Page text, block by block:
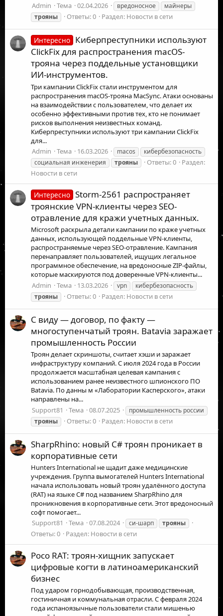
Admin
Тема 02.04.2026 вредоносное
майнеры
трояны
Ответы: 0 Раздел: Новости в сети
Интересно Киберпреступники используют
ClickFix для распространения macOS-
трояна через поддельные установщики
ИИ-инструментов.
Три кампании ClickFix стали инструментом для
распространения macOS-трояна MacSync. Атаки основаны
на взаимодействии с пользователем, что делает их
особенно эффективными против тех, кто не понимает
рисков выполнения неизвестных команд.
Киберпреступники используют три кампании ClickFix
для...
Admin
Тема 16.03.2026 macos
кибербезопасность
социальная инженерия
трояны Ответы: 0
Раздел:
Новости в сети
Интересно Storm-2561 распространяет
троянские VPN-клиенты через SEO-
отравление для кражи учетных данных.
Microsoft раскрыла детали кампании по краже учетных
данных, использующей поддельные VPN-клиенты,
распространяемые через SEO-отравление. Кампания
перенаправляет пользователей, ищущих легальное
программное обеспечение, на вредоносные ZIP-файлы,
которые маскируются под доверенные VPN-клиенты...
Admin
Тема 13.03.2026 vpn
кибербезопасность
трояны
Ответы: 0 Раздел: Новости в сети
С виду — договор, по факту —
многоступенчатый троян. Batavia заражает
промышленность России
Троян делает скриншоты, считает хэши и заражает
инфраструктуру компаний. С июля 2024 года в России
продолжается масштабная целевая кампания с
использованием ранее неизвестного шпионского ПО
Batavia. По данны м «Лаборатории Касперского», атаки
направлены на...
Support81
Тема 08.07.2025
промышленность россии
трояны
Ответы: 0 Раздел: Новости в сети
SharpRhino: новый C# троян проникает в
корпоративные сети
Hunters International не щадит даже медицинские
учреждения. Группа вымогателей Hunters International
начала использовать новый троян удалённого доступа
(RAT) на языке C# под названием SharpRhino для
проникновения в корпоративные сети. Этот вредоносный
софт помогает...
Support81
Тема 07.08.2024 си-шарп трояны
Ответы: 0 Раздел: Новости в сети
Poco RAT: троян-хищник запускает
цифровые когти в латиноамериканский
бизнес
Под ударом горнодобывающая, производственная,
гостиничная и коммунальная отрасли. С февраля 2024
года испаноязычные пользователи стали мишенью